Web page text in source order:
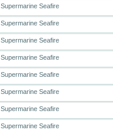
Supermarine Seafire
Supermarine Seafire
Supermarine Seafire
Supermarine Seafire
Supermarine Seafire
Supermarine Seafire
Supermarine Seafire
Supermarine Seafire